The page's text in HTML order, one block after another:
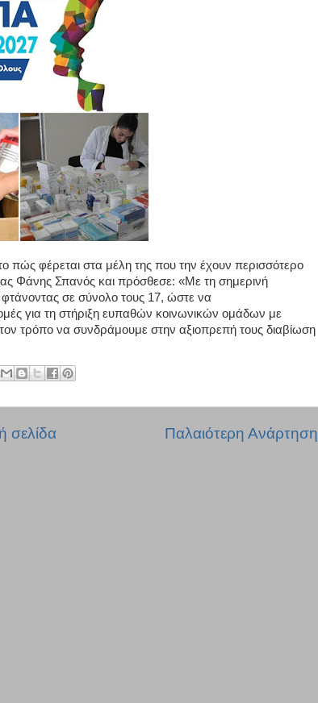
το πώς φέρεται στα μέλη της που την έχουν περισσότερο
Φάνης Σπανός και πρόσθεσε: «Με τη σημερινή
σε σύνολο τους 17, ώστε να
για τη στήριξη ευπαθών κοινωνικών ομάδων με
τρόπο να συνδράμουμε στην αξιοπρεπή τους διαβίωση
Παλαιότερη Ανάρτηση
σελίδα